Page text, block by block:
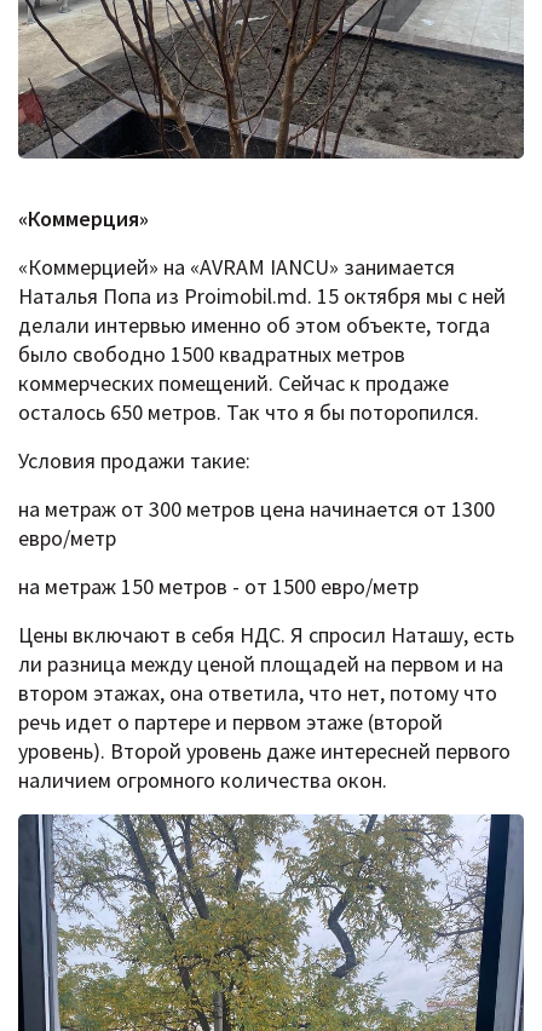
«Коммерция»
«Коммерцией» на «AVRAM IANCU» занимается
Наталья Попа из Proimobil.md. 15 октября мы с ней
делали интервью именно об этом объекте, тогда
было свободно 1500 квадратных метров
коммерческих помещений. Сейчас к продаже
осталось 650 метров. Так что я бы поторопился.
Условия продажи такие:
на метраж от 300 метров цена начинается от 1300
евро/метр
на метраж 150 метров - от 1500 евро/метр
Цены включают в себя НДС. Я спросил Наташу, есть
ли разница между ценой площадей на первом и на
втором этажах, она ответила, что нет, потому что
речь идет о партере и первом этаже (второй
уровень). Второй уровень даже интересней первого
наличием огромного количества окон.